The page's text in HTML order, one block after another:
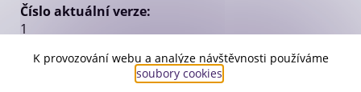
Číslo aktuální verze:
1
Platnost:
K provozování webu a analýze návštěvnosti používáme
soubory cookies